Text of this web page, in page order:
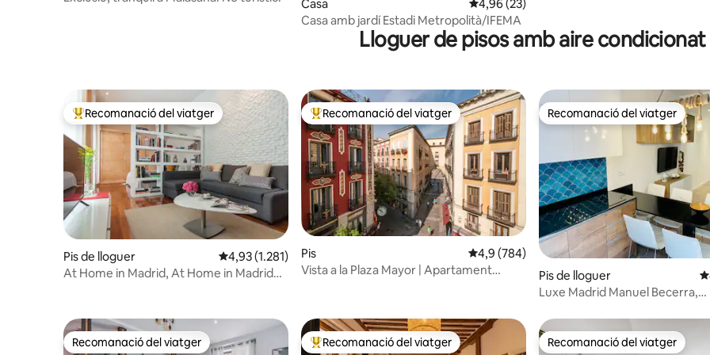
Casa 4,96 de puntuació mitjana d'un total de 5; 23
4,96 (23)
Casa amb jardí Estadi Metropolità/IFEMA
Lloguer de pisos amb aire condicionat
Principals recomanacions dels viatgers
Recomanació del viatger
Pis de lloguer 4,93 de puntuació mitjana d'un total de 5; 1.281 avaluacions
4,93 (1.281)
At Home in Madrid, At Home in Madrid
Principals recomanacions dels viatgers
Recomanació del viatger
Pis 4,9 de puntuació mitjana d'un total de 5; 784
4,9 (784)
Vista a la Plaza Mayor | Apartament
Recomanació del viatger
Recomanació del viatger
Pis de lloguer
Luxe Madrid Manuel Becerra,
Recomanació del viatger
Recomanació del viatger Principals recomanacions dels viatgers
Recomanació del viatger Recomanació del viatger
Recomanació del viatger